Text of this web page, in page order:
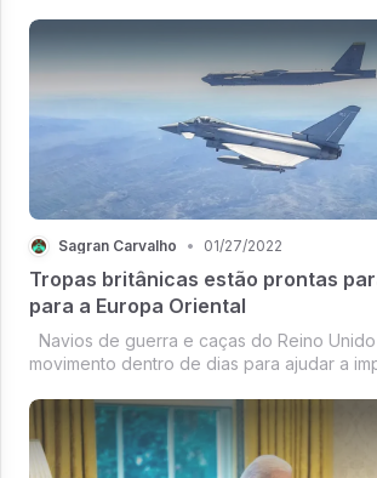
Sagran Carvalho • 01/27/2022
Tropas britânicas estão prontas
para a Europa Oriental
Navios de guerra e caças do Reino
movimento dentro de dias para ajudar a